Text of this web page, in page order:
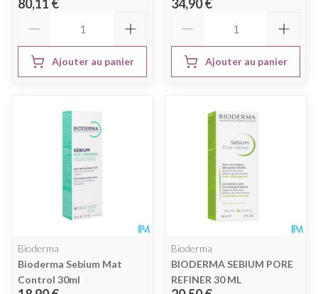
80,11 €
Ajouter au panier
34,90 €
Ajouter au panier
Bioderma
Bioderma Sebium Mat
Control 30ml
Bioderma
BIODERMA SEBIUM PORE
REFINER 30 ML